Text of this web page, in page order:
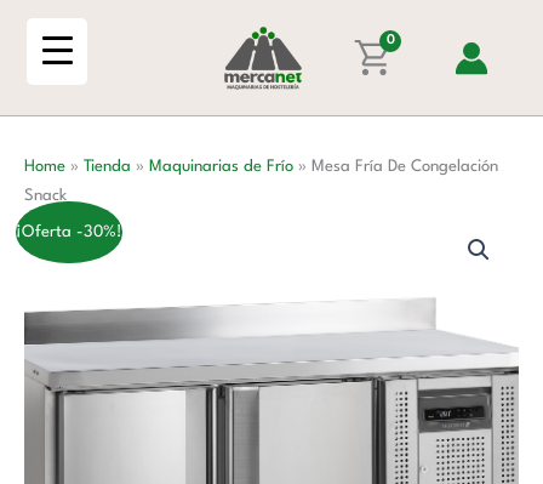
0
Home » Tienda » Maquinarias de Frío » Mesa Fría De Congelación
Snack
¡Oferta -30%!
Snack
cantidad